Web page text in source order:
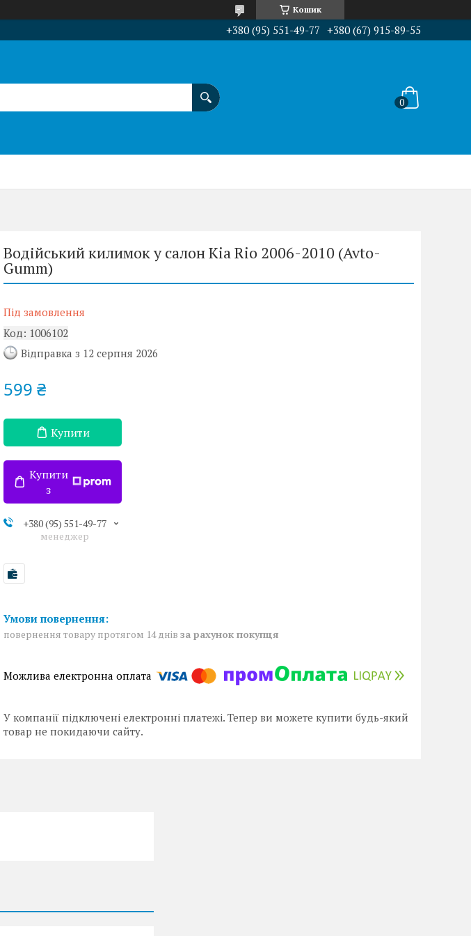
Кошик
+380 (95) 551-49-77 +380 (67) 915-89-55
Водійський килимок у салон Kia Rio 2006-2010 (Avto-
Gumm)
Під замовлення
Код: 1006102
Відправка з 12 серпня 2026
599 ₴
Купити
Купити
з
+380 (95) 551-49-77
менеджер
повернення товару протягом 14 днів за рахунок покупця
У компанії підключені електронні платежі. Тепер ви можете купити будь-який
товар не покидаючи сайту.